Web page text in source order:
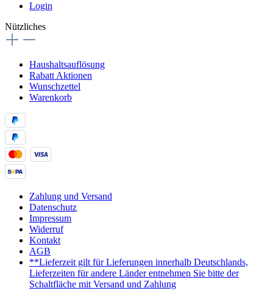
Login
Nützliches
Haushaltsauflösung
Rabatt Aktionen
Wunschzettel
Warenkorb
Zahlung und Versand
Datenschutz
Impressum
Widerruf
Kontakt
AGB
**Lieferzeit gilt für Lieferungen innerhalb Deutschlands,
Lieferzeiten für andere Länder entnehmen Sie bitte der
Schaltfläche mit Versand und Zahlung